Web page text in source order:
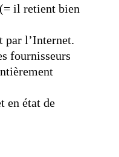
il retient bien
par l’Internet.
fournisseurs
en état de